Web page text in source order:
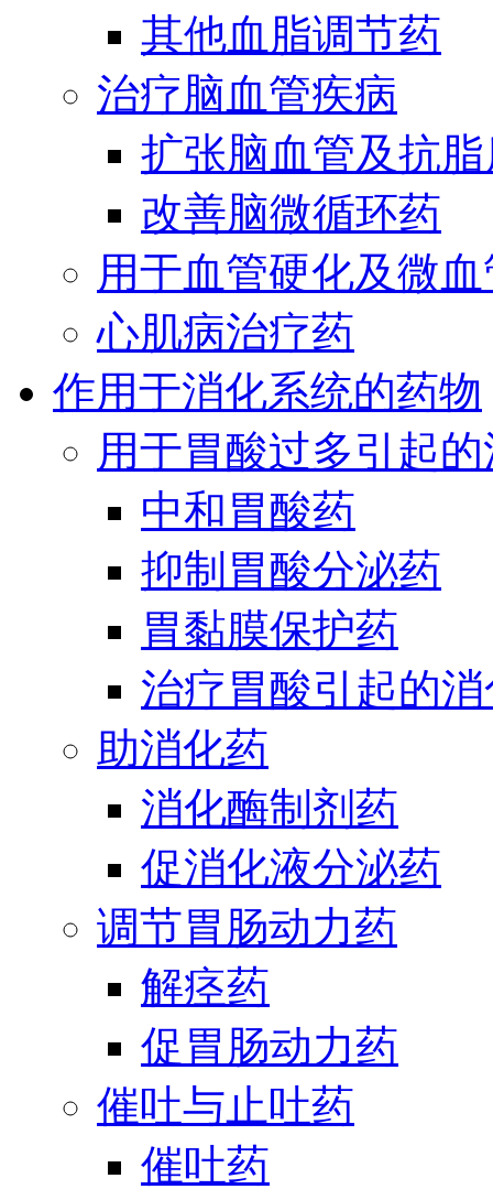
其他血脂调节药
治疗脑血管疾病
扩张脑血管及抗
改善脑微循环药
用于血管硬化及微
心肌病治疗药
作用于消化系统的药物
用于胃酸过多引起
中和胃酸药
抑制胃酸分泌药
胃黏膜保护药
治疗胃酸引起的
助消化药
消化酶制剂药
促消化液分泌药
调节胃肠动力药
解痉药
促胃肠动力药
催吐与止吐药
催吐药